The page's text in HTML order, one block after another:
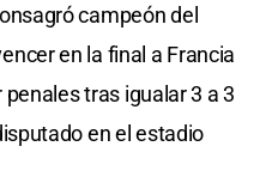
campeón del
en la final a Francia
tras igualar 3 a 3
en el estadio